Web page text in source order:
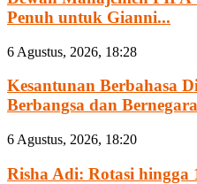
Penuh untuk Gianni...
6 Agustus, 2026, 18:28
Kesantunan Berbahasa
Berbangsa dan Bernegara
6 Agustus, 2026, 18:20
Risha Adi: Rotasi hingga